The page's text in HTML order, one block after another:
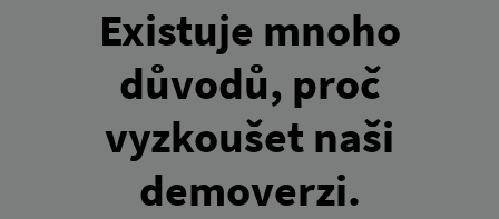
Existuje mnoho
důvodů, proč
vyzkoušet naši
demoverzi.